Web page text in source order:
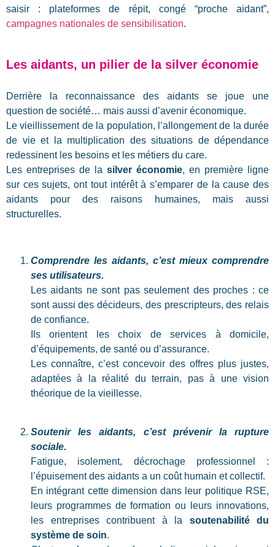
saisir : plateformes de répit, congé “proche aidant”,
campagnes nationales de sensibilisation.
Les aidants, un pilier de la silver économie
Derrière la reconnaissance des aidants se joue une
question de société… mais aussi d’avenir économique.
Le vieillissement de la population, l’allongement de la durée
de vie et la multiplication des situations de dépendance
redessinent les besoins et les métiers du care.
Les entreprises de la silver économie, en première ligne
sur ces sujets, ont tout intérêt à s’emparer de la cause des
aidants pour des raisons humaines, mais aussi
structurelles.
Comprendre les aidants, c’est mieux comprendre
ses utilisateurs.
Les aidants ne sont pas seulement des proches : ce
sont aussi des décideurs, des prescripteurs, des relais
de confiance.
Ils orientent les choix de services à domicile,
d’équipements, de santé ou d’assurance.
Les connaître, c’est concevoir des offres plus justes,
adaptées à la réalité du terrain, pas à une vision
théorique de la vieillesse.
Soutenir les aidants, c’est prévenir la rupture
sociale.
Fatigue, isolement, décrochage professionnel :
l’épuisement des aidants a un coût humain et collectif.
En intégrant cette dimension dans leur politique RSE,
leurs programmes de formation ou leurs innovations,
les entreprises contribuent à la soutenabilité du
système de soin.